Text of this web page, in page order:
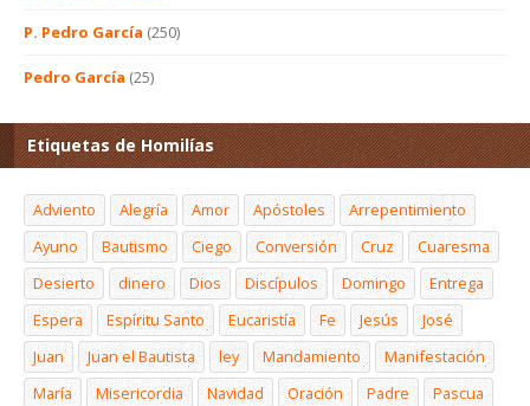
P. Pedro García (250)
Pedro García (25)
Etiquetas de Homilías
Adviento Alegría Amor Apóstoles
Arrepentimiento
Ayuno
Bautismo Ciego Conversión Cruz
Cuaresma
Desierto
dinero Dios Discípulos Domingo
Entrega
Espera
Espíritu Santo Eucaristía Fe Jesús
José
Juan
Juan el Bautista ley Mandamiento
Manifestación
María
Misericordia Navidad Oración Padre
Pascua